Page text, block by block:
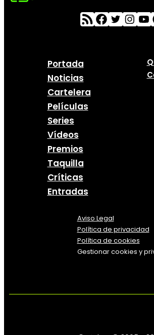
Portada
Noticias
Cartelera
Películas
Series
Vídeos
Premios
Taquilla
Críticas
Entradas
Aviso Legal
Política de privacidad
Política de cookies
Gestionar cookies y